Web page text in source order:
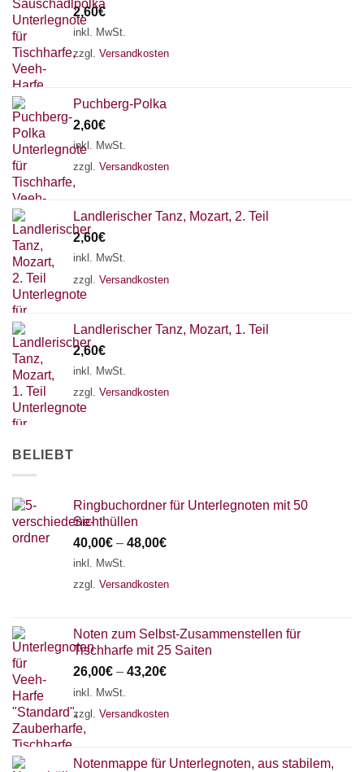
2,60€
inkl. MwSt.
zzgl. Versandkosten
Puchberg-Polka
2,60€
inkl. MwSt.
zzgl. Versandkosten
Landlerischer Tanz, Mozart, 2. Teil
2,60€
inkl. MwSt.
zzgl. Versandkosten
Landlerischer Tanz, Mozart, 1. Teil
2,60€
inkl. MwSt.
zzgl. Versandkosten
BELIEBT
Ringbuchordner für Unterlegnoten mit 50
Sichthüllen
40,00€ – 48,00€
inkl. MwSt.
zzgl. Versandkosten
Noten zum Selbst-Zusammenstellen für
Tischharfe mit 25 Saiten
26,00€ – 43,20€
inkl. MwSt.
zzgl. Versandkosten
Notenmappe für Unterlegnoten, aus stabilem,
Chat Support
18 SAITEN